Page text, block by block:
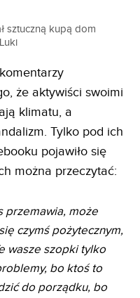
sztuczną kupą dom
że aktywiści swoimi
klimatu, a
Tylko pod ich
pojawiło się
można przeczytać:
przemawia, może
czymś pożytecznym,
wasze szopki tylko
bo ktoś to
do porządku, bo